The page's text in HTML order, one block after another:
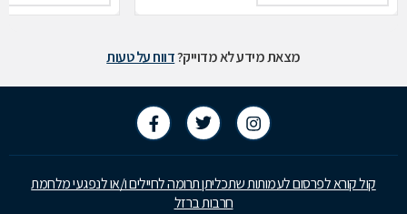
מצאת מידע לא מדוייק?דווח על טעות
קול קורא לפרסום לעמותות שתכליתן תרומה לחיילים ו/או לנפגעי מלחמת
חרבות ברזל